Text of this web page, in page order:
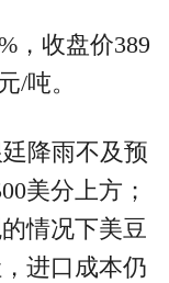
，收盘价389
/吨。
降雨不及预
美分上方；
情况下美豆
进口成本仍